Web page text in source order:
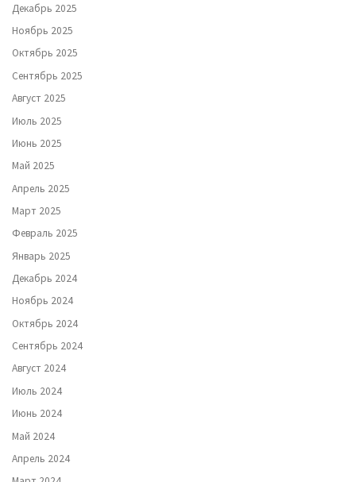
Декабрь 2025
Ноябрь 2025
Октябрь 2025
Сентябрь 2025
Август 2025
Июль 2025
Июнь 2025
Май 2025
Апрель 2025
Март 2025
Февраль 2025
Январь 2025
Декабрь 2024
Ноябрь 2024
Октябрь 2024
Сентябрь 2024
Август 2024
Июль 2024
Июнь 2024
Май 2024
Апрель 2024